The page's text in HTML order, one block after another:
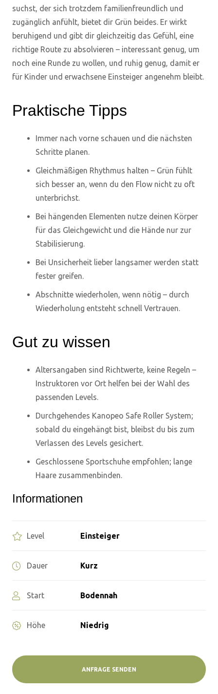
suchst, der sich trotzdem familienfreundlich und
zugänglich anfühlt, bietet dir Grün beides. Er wirkt
beruhigend und gibt dir gleichzeitig das Gefühl, eine
richtige Route zu absolvieren – interessant genug, um
noch eine Runde zu wollen, und ruhig genug, damit er
für Kinder und erwachsene Einsteiger angenehm bleibt.
Praktische Tipps
Immer nach vorne schauen und die nächsten
Schritte planen.
Gleichmäßigen Rhythmus halten – Grün fühlt
sich besser an, wenn du den Flow nicht zu oft
unterbrichst.
Bei hängenden Elementen nutze deinen Körper
für das Gleichgewicht und die Hände nur zur
Stabilisierung.
Bei Unsicherheit lieber langsamer werden statt
fester greifen.
Abschnitte wiederholen, wenn nötig – durch
Wiederholung entsteht schnell Vertrauen.
Gut zu wissen
Altersangaben sind Richtwerte, keine Regeln –
Instruktoren vor Ort helfen bei der Wahl des
passenden Levels.
Durchgehendes Kanopeo Safe Roller System;
sobald du eingehängt bist, bleibst du bis zum
Verlassen des Levels gesichert.
Geschlossene Sportschuhe empfohlen; lange
Haare zusammenbinden.
Informationen
Level Einsteiger
Dauer Kurz
Start Bodennah
Höhe Niedrig
ANFRAGE SENDEN